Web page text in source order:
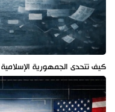
كيف تتحدى الجمهورية